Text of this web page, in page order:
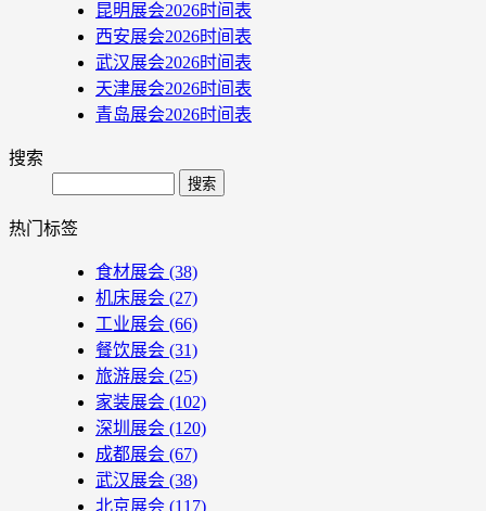
昆明展会2026时间表
西安展会2026时间表
武汉展会2026时间表
天津展会2026时间表
青岛展会2026时间表
搜索
Search
热门标签
食材展会 (38)
机床展会 (27)
工业展会 (66)
餐饮展会 (31)
旅游展会 (25)
家装展会 (102)
深圳展会 (120)
成都展会 (67)
武汉展会 (38)
北京展会 (117)